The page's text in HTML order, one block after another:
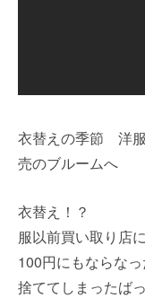
衣替えの季節 洋
売のブルームへ
衣替え！？
服以前買い取り店
100円にもならなっ
捨ててしまったば